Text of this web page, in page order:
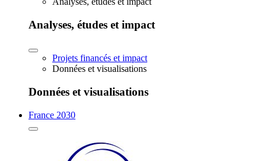
Analyses, études et impact
Projets financés et impact
Données et visualisations
Données et visualisations
France 2030